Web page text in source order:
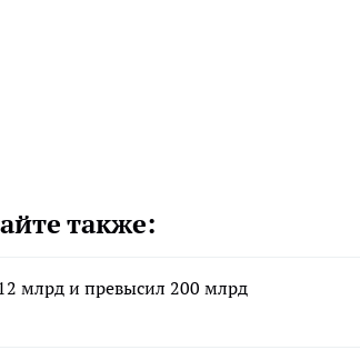
также:
млрд и превысил 200 млрд